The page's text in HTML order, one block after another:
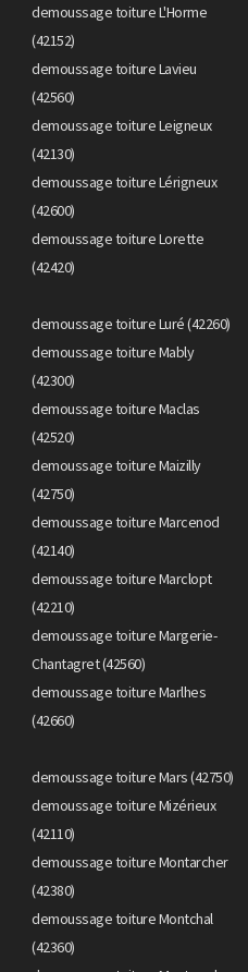
demoussage toiture L'Horme
(42152)
demoussage toiture Lavieu
(42560)
demoussage toiture Leigneux
(42130)
demoussage toiture Lérigneux
(42600)
demoussage toiture Lorette
(42420)
demoussage toiture Luré (42260)
demoussage toiture Mably
(42300)
demoussage toiture Maclas
(42520)
demoussage toiture Maizilly
(42750)
demoussage toiture Marcenod
(42140)
demoussage toiture Marclopt
(42210)
demoussage toiture Margerie-
Chantagret (42560)
demoussage toiture Marlhes
(42660)
demoussage toiture Mars (42750)
demoussage toiture Mizérieux
(42110)
demoussage toiture Montarcher
(42380)
demoussage toiture Montchal
(42360)